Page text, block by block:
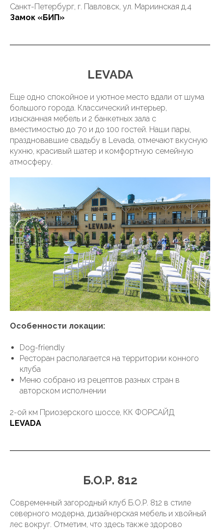
Санкт-Петербург, г. Павловск, ул. Мариинская д.4
Замок «БИП»
LEVADA
Еще одно спокойное и уютное место вдали от шума
большого города. Классический интерьер,
изысканная мебель и 2 банкетных зала с
вместимостью до 70 и до 100 гостей. Наши пары,
праздновавшие свадьбу в Levada, отмечают вкусную
кухню, красивый шатер и комфортную семейную
атмосферу.
Особенности локации:
Dog-friendly
Ресторан располагается на территории конного
клуба
Меню собрано из рецептов разных стран в
авторском исполнении
2-ой км Приозерского шоссе, КК ФОРСАЙД
LEVADA
Б.О.Р. 812
Современный загородный клуб Б.О.Р. 812 в стиле
северного модерна, дизайнерская мебель и хвойный
лес вокруг. Отметим, что здесь также здорово